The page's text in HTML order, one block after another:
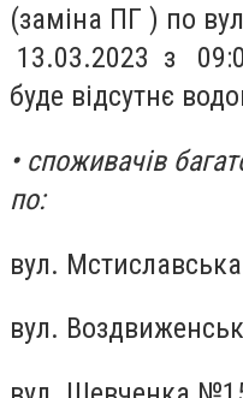
(заміна ПГ ) по
13.03.2023 з
буде відсутнє
• споживачів
по:
вул.
вул.